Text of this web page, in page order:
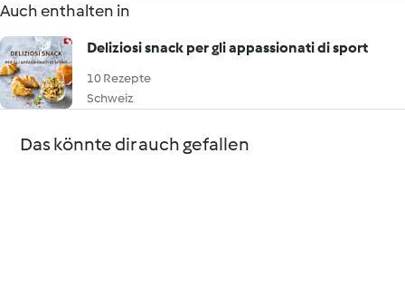
Auch enthalten in
Deliziosi snack per gli appassionati di sport
10 Rezepte
Schweiz
Das könnte dir auch gefallen